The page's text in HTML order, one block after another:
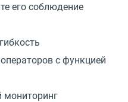
его соблюдение
с функцией
мониторинг